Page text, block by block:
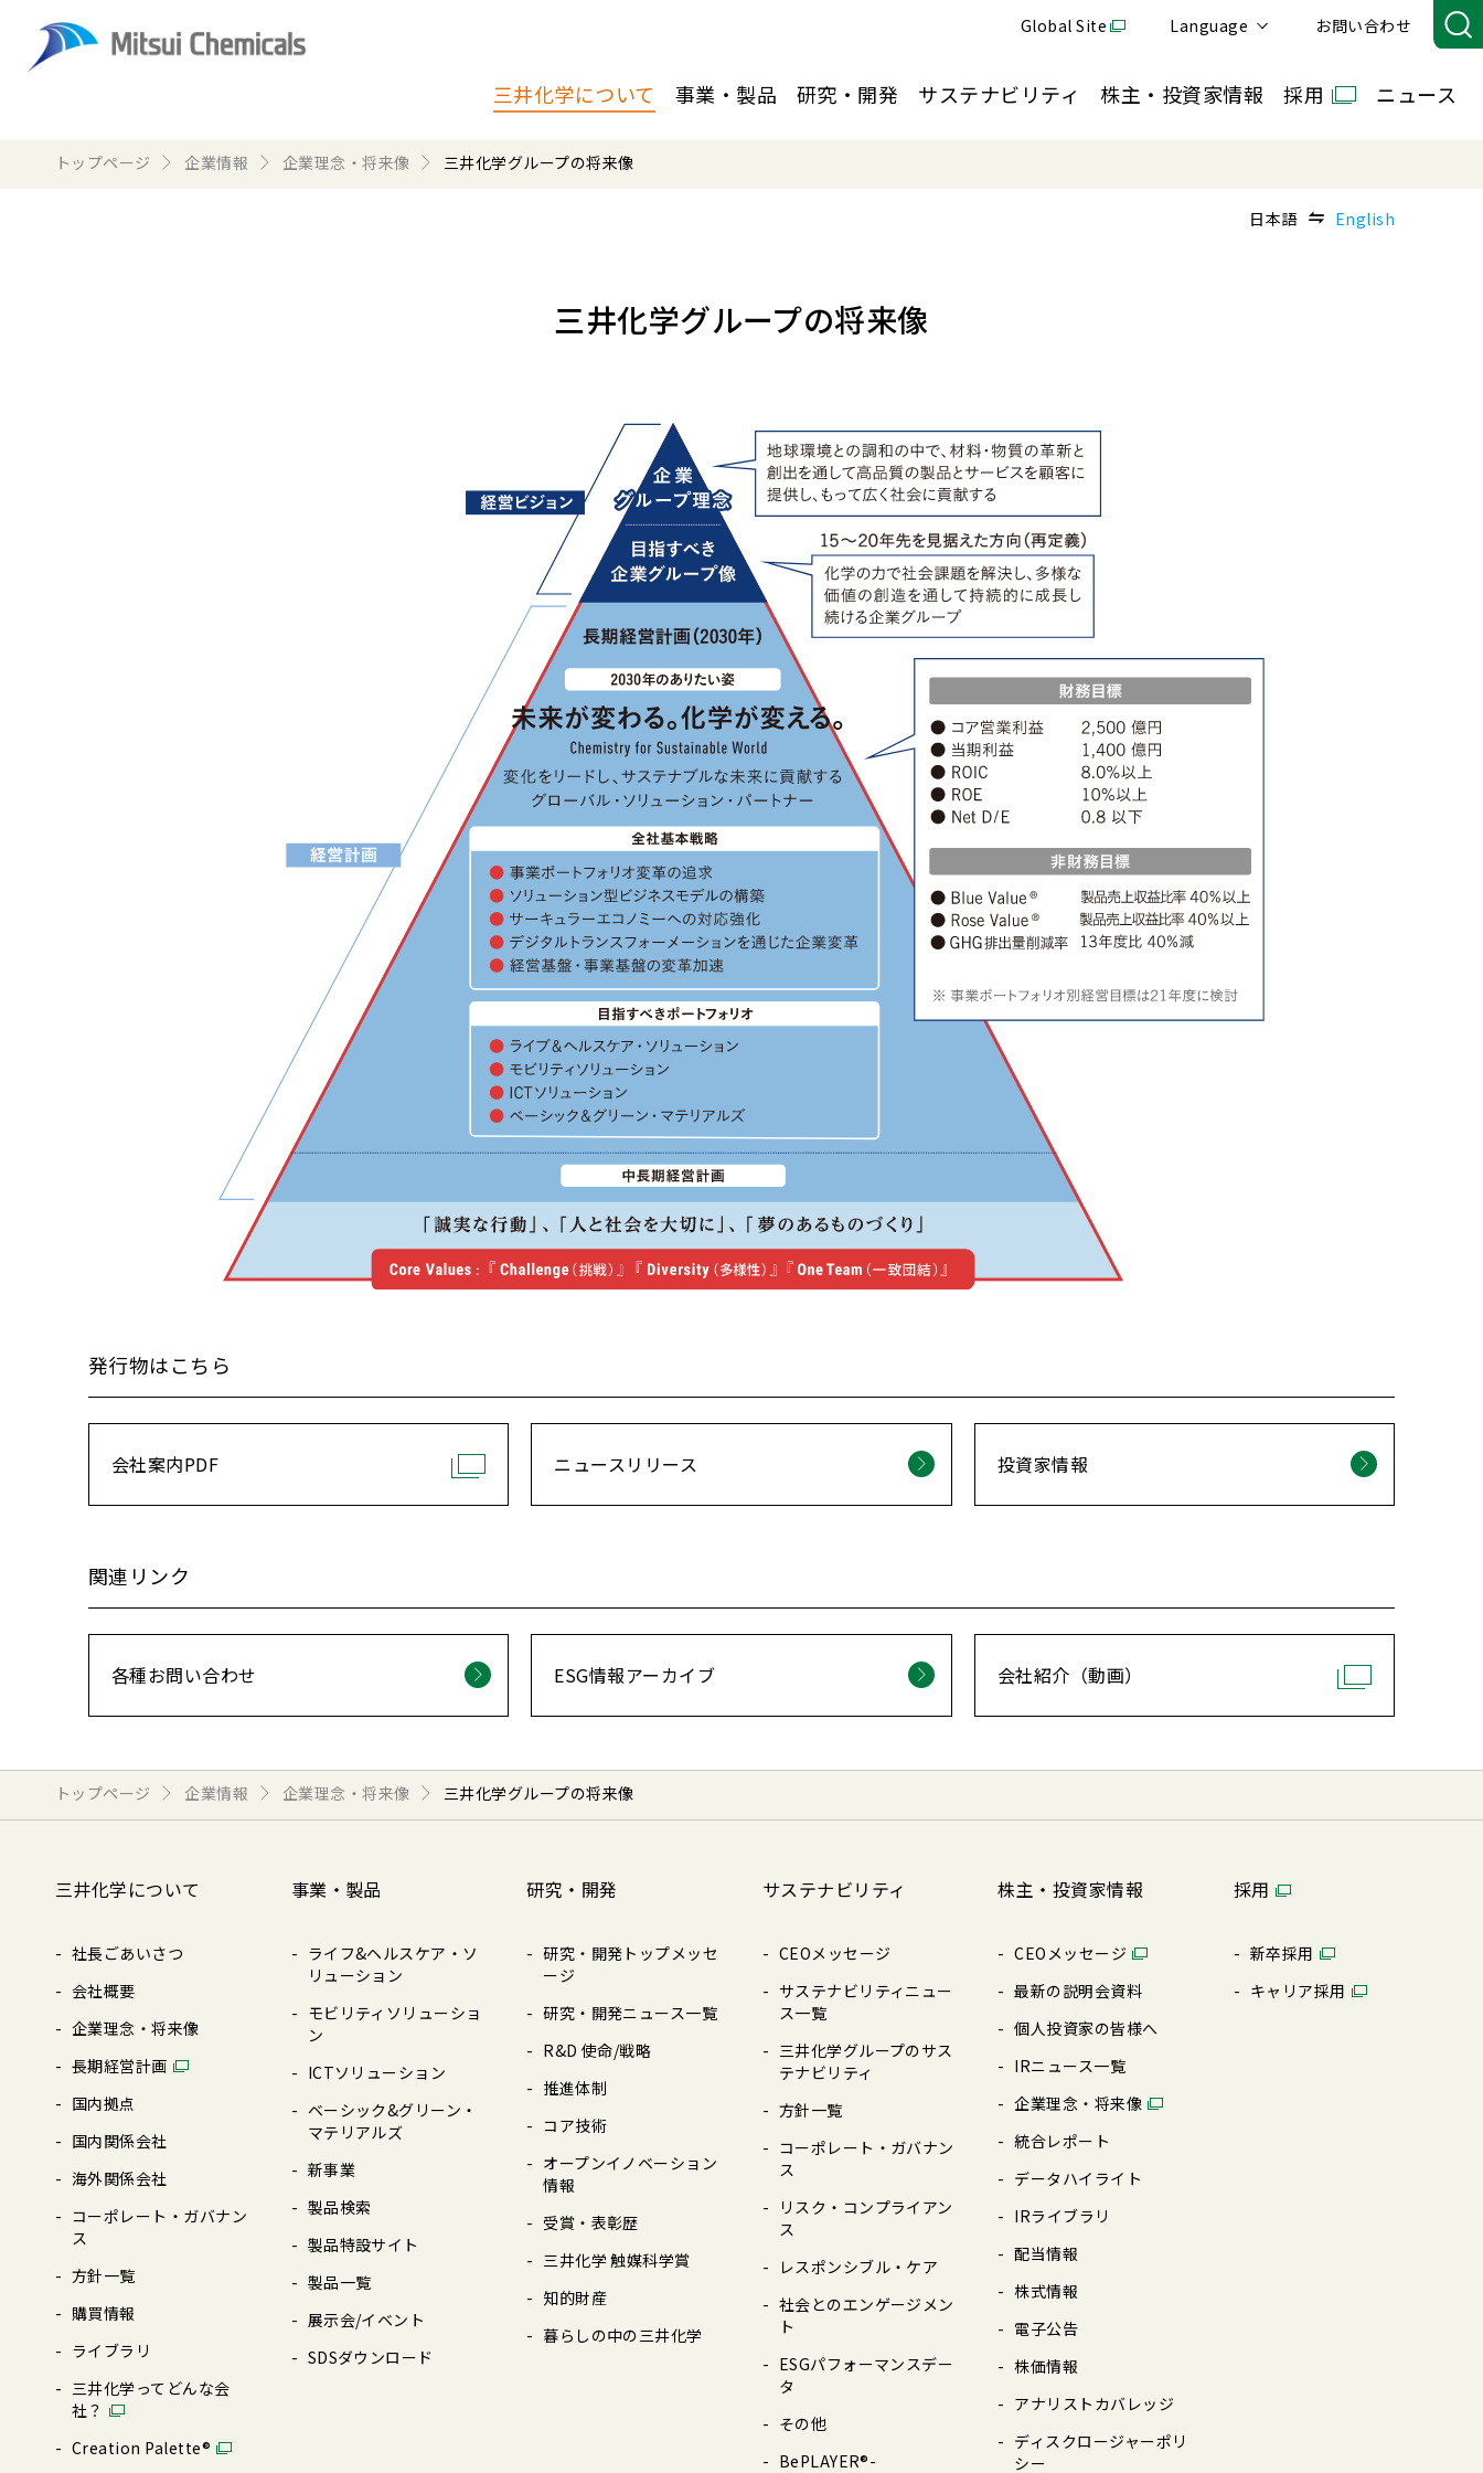
Global Site Language お問い合わせ
三井化学について 事業・製品 研究・開発 サステナビリティ 株主・投資家情報 採用 ニュース
トップページ 企業情報 企業理念・将来像 三井化学グループの将来像
日本語 English
三井化学グループの将来像
発行物はこちら
会社案内PDF ニュースリリース 投資家情報
関連リンク
各種お問い合わせ ESG情報アーカイブ 会社紹介（動画）
トップページ 企業情報 企業理念・将来像 三井化学グループの将来像
三井化学について
社長ごあいさつ
会社概要
企業理念・将来像
⻑期経営計画
国内拠点
国内関係会社
海外関係会社
コーポレート・ガバナン
ス
⽅針⼀覧
購買情報
ライブラリ
三井化学ってどんな会
社？
Creation Palette®︎
事業・製品
ライフ&ヘルスケア・ソ
リューション
モビリティソリューショ
ン
ICTソリューション
ベーシック&グリーン・
マテリアルズ
新事業
製品検索
製品特設サイト
製品⼀覧
展⽰会/イベント
SDSダウンロード
研究・開発
研究・開発トップメッセ
ージ
研究・開発ニュース⼀覧
R&D 使命/戦略
推進体制
コア技術
オープンイノベーション
情報
受賞・表彰歴
三井化学 触媒科学賞
知的財産
暮らしの中の三井化学
サステナビリティ
CEOメッセージ
サステナビリティニュー
ス⼀覧
三井化学グループのサス
テナビリティ
⽅針⼀覧
コーポレート・ガバナン
ス
リスク・コンプライアン
ス
レスポンシブル・ケア
社会とのエンゲージメン
ト
ESGパフォーマンスデー
タ
その他
BePLAYER®-
株主・投資家情報
CEOメッセージ
最新の説明会資料
個⼈投資家の皆様へ
IRニュース⼀覧
企業理念・将来像
統合レポート
データハイライト
IRライブラリ
配当情報
株式情報
電⼦公告
株価情報
アナリストカバレッジ
ディスクロージャーポリ
シー
採用
新卒採⽤
キャリア採⽤